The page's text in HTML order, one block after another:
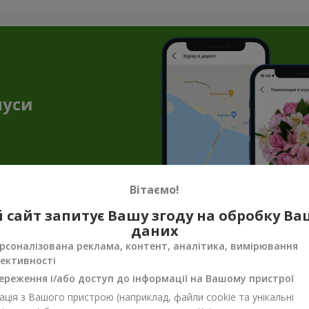
продукція до квіткових
щоб передати весь настрій, турботу чи ніжність. Саме тут
завершеним. Сувенірна продукція для букетів — не просто
тепла, несподіванки або просто щирих емоцій.
Вітаємо!
сайт запитує Вашу згоду на обробку
даних
реклама, контент, аналітика, вимірювання
і/або доступ до інформації на Вашому пристрої
з Вашого пристрою (наприклад, файли cookie та унікальні